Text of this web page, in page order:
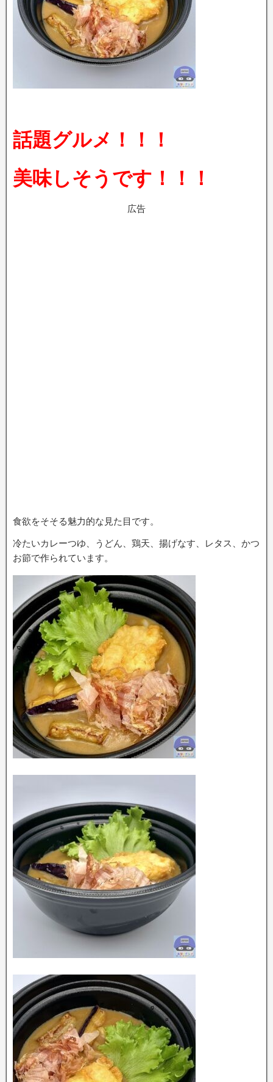
話題グルメ！！！
美味しそうです！！！
広告
食欲をそそる魅力的な見た目です。
冷たいカレーつゆ、うどん、鶏天、揚げなす、レタス、かつ
お節で作られています。